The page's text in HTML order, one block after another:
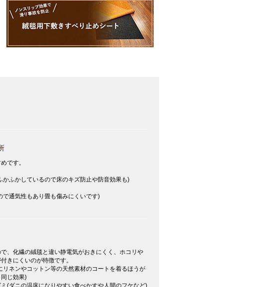
です。
かふかしているので床のキズ防止や防音効果も)
で通気性もあり畳も傷みにくいです)
、化繊の絨毯と違い静電気がおきにくく、ホコリや
きにくいのが特徴です。
リネンやコットン等の天然素材のコートを着るほうが
じ効果)
(ダニの温床になりやすい食べかすや人間のフケなど)